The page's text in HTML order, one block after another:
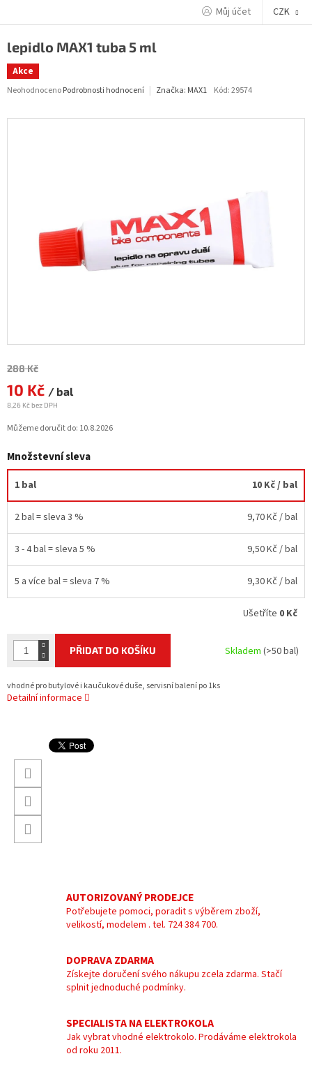
Můj účet CZK
lepidlo MAX1 tuba 5 ml
Akce
Průměrné
NeohodnocenoPodrobnosti hodnocení Značka: MAX1 Kód:29574
288 Kč
10 Kč / bal
8,26 Kč bez DPH
Měrná
Můžeme doručit do: 10.8.2026
Množstevní sleva
1 bal 10 Kč/ bal
2 bal = sleva 3 % 9,70 Kč / bal
3 - 4 bal = sleva 5 % 9,50 Kč / bal
5 a více bal = sleva 7 % 9,30 Kč / bal
Ušetříte 0 Kč
PŘIDAT DO KOŠÍKU Skladem(>50 bal)
vhodné pro butylové i kaučukové duše, servisní balení po 1ks
Detailní informace
AUTORIZOVANÝ PRODEJCE
Potřebujete pomoci, poradit s výběrem zboží,
velikostí, modelem . tel. 724 384 700.
DOPRAVA ZDARMA
Získejte doručení svého nákupu zcela zdarma. Stačí
splnit jednoduché podmínky.
SPECIALISTA NA ELEKTROKOLA
Jak vybrat vhodné elektrokolo. Prodáváme elektrokola
od roku 2011.